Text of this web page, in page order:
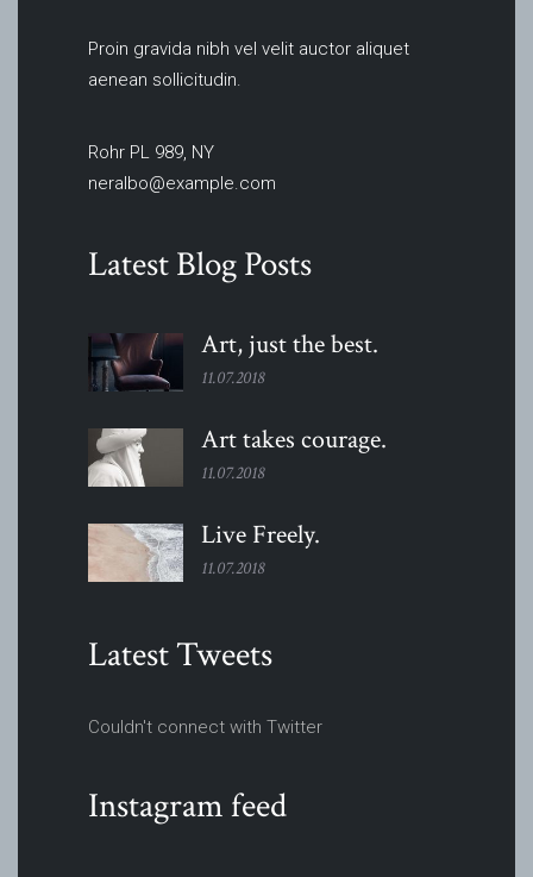
Proin gravida nibh vel velit auctor aliquet
aenean sollicitudin.
Rohr PL 989, NY
neralbo@example.com
Latest Blog Posts
Art, just thebest.
11.07.2018
Art takes courage.
11.07.2018
Live Freely.
11.07.2018
Latest Tweets
Couldn't connect with Twitter
Instagram feed